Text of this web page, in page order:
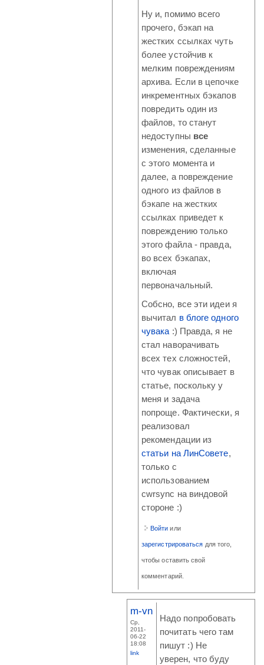
Ну и, помимо всего
прочего, бэкап на
жестких ссылках чуть
более устойчив к
мелким повреждениям
архива. Если в цепочке
инкрементных бэкапов
повредить один из
файлов, то станут
недоступны все
изменения, сделанные
с этого момента и
далее, а повреждение
одного из файлов в
бэкапе на жестких
ссылках приведет к
повреждению только
этого файла - правда,
во всех бэкапах,
включая
первоначальный.
Собсно, все эти идеи я
вычитал в блоге одного
чувака :) Правда, я не
стал наворачивать
всех тех сложностей,
что чувак описывает в
статье, поскольку у
меня и задача
попроще. Фактически, я
реализовал
рекомендации из
статьи на ЛинСовете,
только с
использованием
cwrsync на виндовой
стороне :)
Войти или
зарегистрироваться для того,
чтобы оставить свой
комментарий.
m-vn
Ср,
2011-
06-22
18:08
link
Надо попробовать
почитать чего там
пишут :) Не
уверен, что буду